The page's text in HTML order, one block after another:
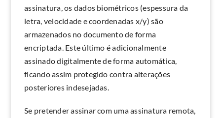
assinatura, os dados biométricos (espessura da
letra, velocidade e coordenadas x/y) são
armazenados no documento de forma
encriptada. Este último é adicionalmente
assinado digitalmente de forma automática,
ficando assim protegido contra alterações
posteriores indesejadas.
Se pretender assinar com uma assinatura remota,